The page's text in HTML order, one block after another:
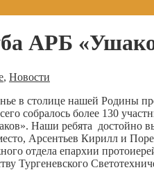
АРБ
, Новости
в столице нашей Родины
собралось более 130
Наши ребята достойно
Арсентьев Кирилл и
отдела епархии
Тургеневского